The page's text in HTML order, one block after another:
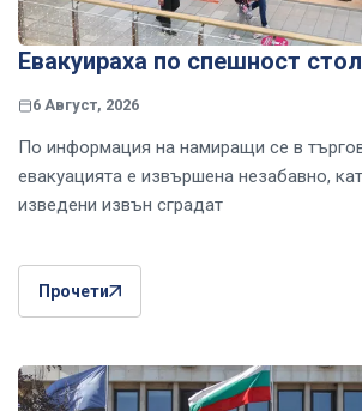
Евакуираха по спешност
6 Август, 2026
По информация на намиращи се в
евакуацията е извършена незабавно,
изведени извън сградат
Прочети